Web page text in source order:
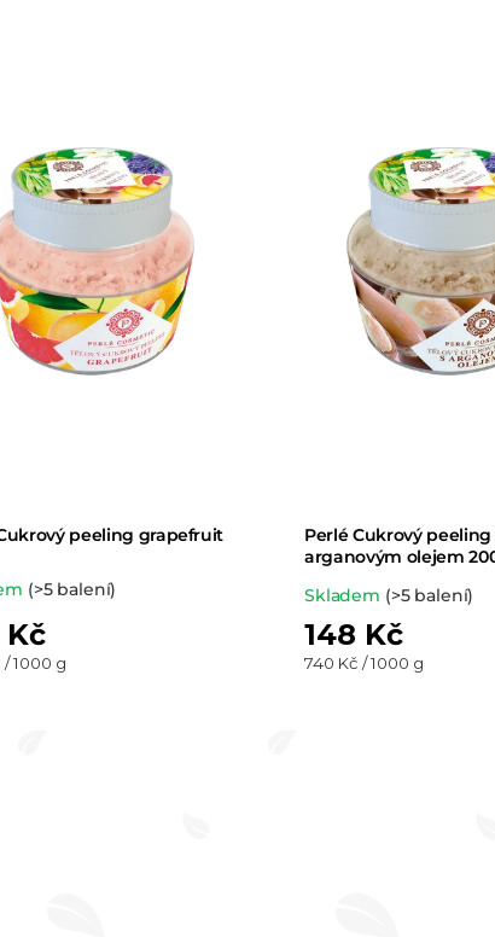
n
í
p
r
o
k
t
peeling grapefruit
(>5 balení)
Kč
/ 1000 g
Perlé Cukrový peeling
arganovým olejem
Průměrné
hodnocení
produktu
Skladem (>5 balení)
148 Kč
Měrná
740 Kč / 1000 g